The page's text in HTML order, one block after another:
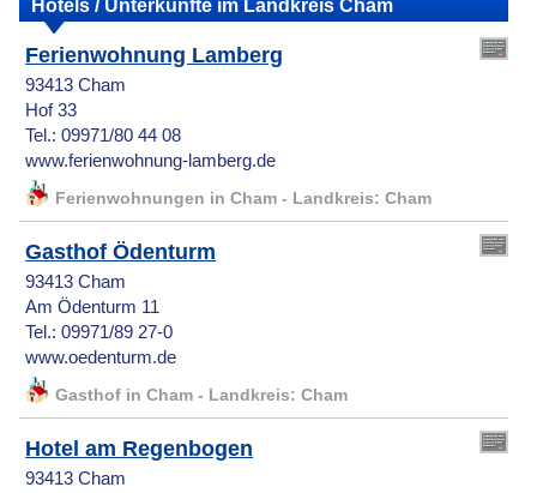
Hotels / Unterkünfte im Landkreis Cham
Ferienwohnung Lamberg
93413 Cham
Hof 33
Tel.: 09971/80 44 08
www.ferienwohnung-lamberg.de
Ferienwohnungen in Cham - Landkreis: Cham
Gasthof Ödenturm
93413 Cham
Am Ödenturm 11
Tel.: 09971/89 27-0
www.oedenturm.de
Gasthof in Cham - Landkreis: Cham
Hotel am Regenbogen
93413 Cham